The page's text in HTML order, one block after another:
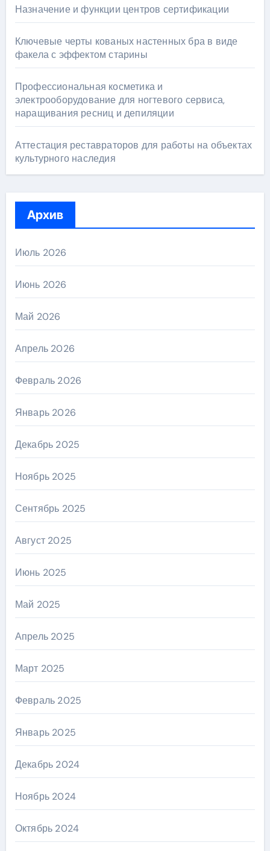
Назначение и функции центров сертификации
Ключевые черты кованых настенных бра в виде
факела с эффектом старины
Профессиональная косметика и
электрооборудование для ногтевого сервиса,
наращивания ресниц и депиляции
Аттестация реставраторов для работы на объектах
культурного наследия
Архив
Июль 2026
Июнь 2026
Май 2026
Апрель 2026
Февраль 2026
Январь 2026
Декабрь 2025
Ноябрь 2025
Сентябрь 2025
Август 2025
Июнь 2025
Май 2025
Апрель 2025
Март 2025
Февраль 2025
Январь 2025
Декабрь 2024
Ноябрь 2024
Октябрь 2024